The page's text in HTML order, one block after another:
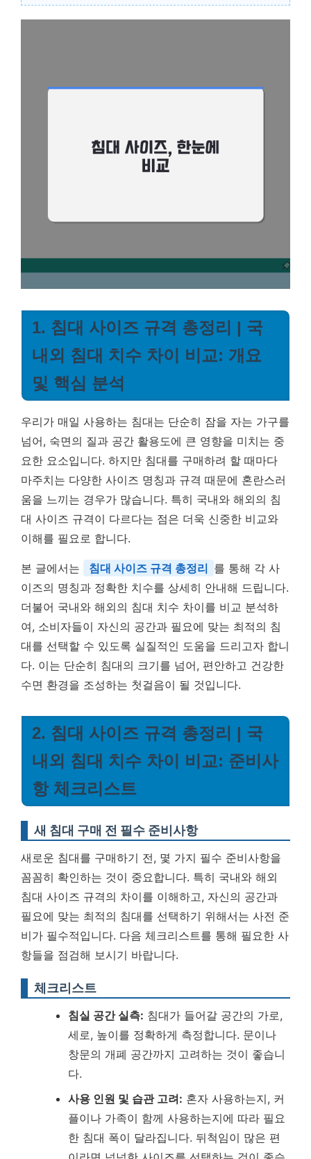
1. 침대 사이즈 규격 총정리 | 국
내외 침대 치수 차이 비교: 개요
및 핵심 분석
우리가 매일 사용하는 침대는 단순히 잠을 자는 가구를
넘어, 숙면의 질과 공간 활용도에 큰 영향을 미치는 중
요한 요소입니다. 하지만 침대를 구매하려 할 때마다
마주치는 다양한 사이즈 명칭과 규격 때문에 혼란스러
움을 느끼는 경우가 많습니다. 특히 국내와 해외의 침
대 사이즈 규격이 다르다는 점은 더욱 신중한 비교와
이해를 필요로 합니다.
본 글에서는 침대 사이즈 규격 총정리 를 통해 각 사
이즈의 명칭과 정확한 치수를 상세히 안내해 드립니다.
더불어 국내와 해외의 침대 치수 차이를 비교 분석하
여, 소비자들이 자신의 공간과 필요에 맞는 최적의 침
대를 선택할 수 있도록 실질적인 도움을 드리고자 합니
다. 이는 단순히 침대의 크기를 넘어, 편안하고 건강한
수면 환경을 조성하는 첫걸음이 될 것입니다.
2. 침대 사이즈 규격 총정리 | 국
내외 침대 치수 차이 비교: 준비사
항 체크리스트
새 침대 구매 전 필수 준비사항
새로운 침대를 구매하기 전, 몇 가지 필수 준비사항을
꼼꼼히 확인하는 것이 중요합니다. 특히 국내와 해외
침대 사이즈 규격의 차이를 이해하고, 자신의 공간과
필요에 맞는 최적의 침대를 선택하기 위해서는 사전 준
비가 필수적입니다. 다음 체크리스트를 통해 필요한 사
항들을 점검해 보시기 바랍니다.
체크리스트
침실 공간 실측: 침대가 들어갈 공간의 가로,
세로, 높이를 정확하게 측정합니다. 문이나
창문의 개폐 공간까지 고려하는 것이 좋습니
다.
사용 인원 및 습관 고려: 혼자 사용하는지, 커
플이나 가족이 함께 사용하는지에 따라 필요
한 침대 폭이 달라집니다. 뒤척임이 많은 편